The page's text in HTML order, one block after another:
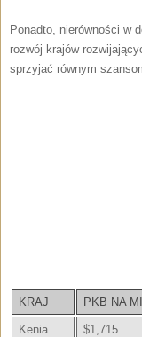
Ponadto, nierówności w
rozwój ‌krajów
sprzyjać ⁤równym
KRAJ PKB NA
Kenia $1,715